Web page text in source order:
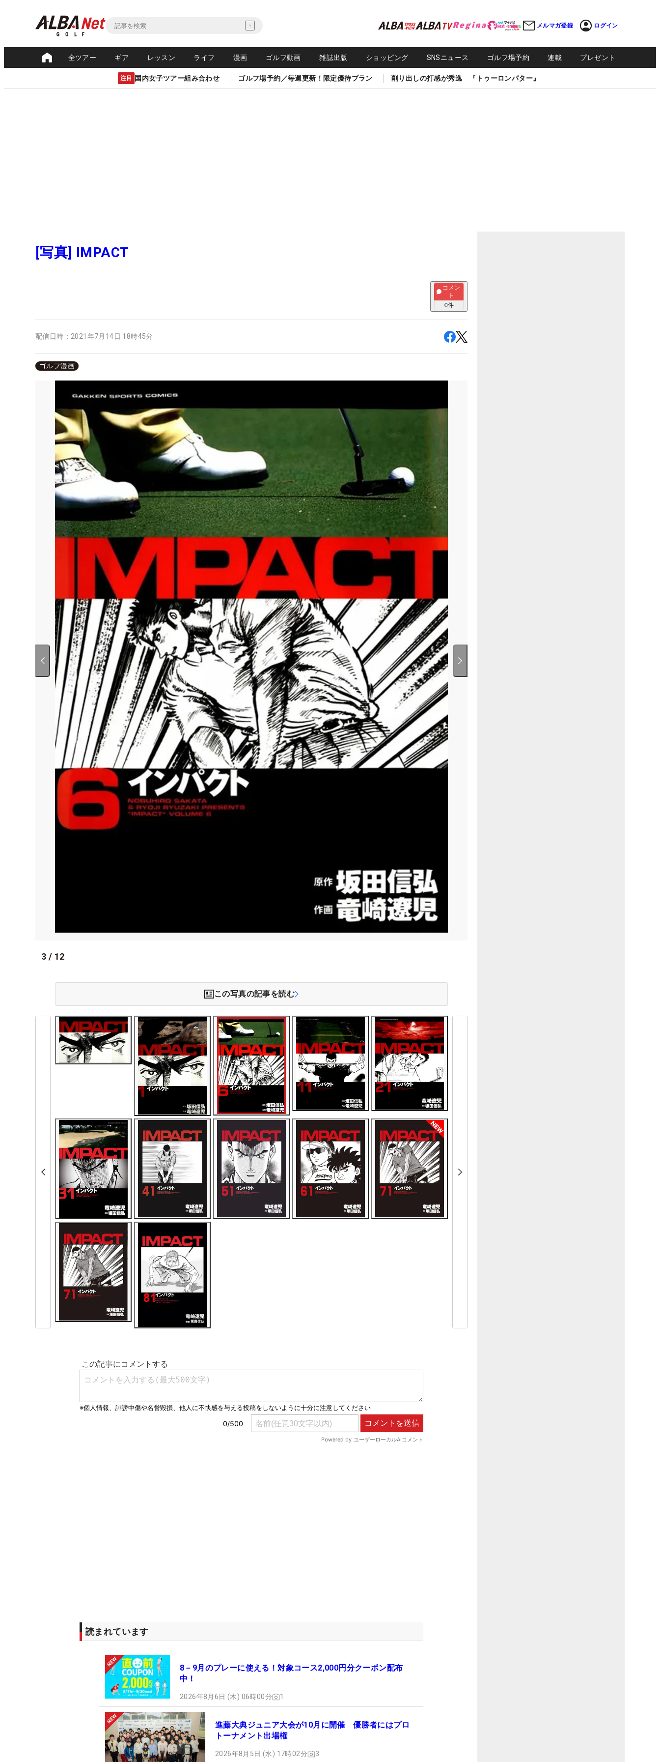
メルマガ登録 ログイン
全ツアー ギア レッスン ライフ 漫画 ゴルフ動画 雑誌出版 ショッピング SNSニュース ゴルフ場予約 連載 プレゼント
注目 国内女子ツアー組み合わせ ゴルフ場予約／毎週更新！限定優待プラン 削り出しの打感が秀逸 『トゥーロンパター』
[写真] IMPACT
コメン
ト
0件
配信日時： 2021年7月14日 18時45分
ゴルフ漫画
3 / 12
この写真の記事を読む
読まれています
8－9月のプレーに使える！対象コース2,000円分クーポン配布
中！
2026年8月6日 (木) 06時00分 1
進藤大典ジュニア大会が10月に開催 優勝者にはプロ
トーナメント出場権
2026年8月5日 (水) 17時02分 3